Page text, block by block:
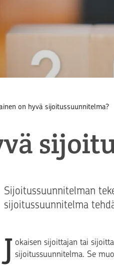
on hyvä sijoitussuunnitelma?
Sijoitussuunnitelman
sijoitussuunnitelma
J okaisen sijoittajan tai
sijoitussuunnitelma. Se